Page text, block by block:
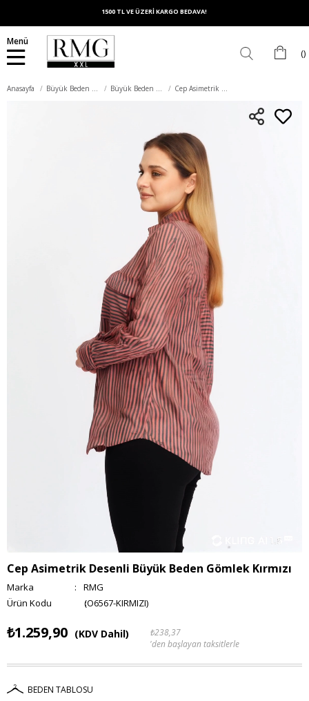
1500 TL VE ÜZERİ KARGO BEDAVA!
Menü
Anasayfa Büyük Beden Üst Giyim Büyük Beden Gömlek Cep Asimetrik Desenli Büyük Beden Gömlek Kırmızı
Cep Asimetrik Desenli Büyük Beden Gömlek Kırmızı
Marka :
RMG
(O6567-KIRMIZI)
₺1.259,90 (KDV Dahil)
₺238,37
'den başlayan taksitlerle
BEDEN TABLOSU